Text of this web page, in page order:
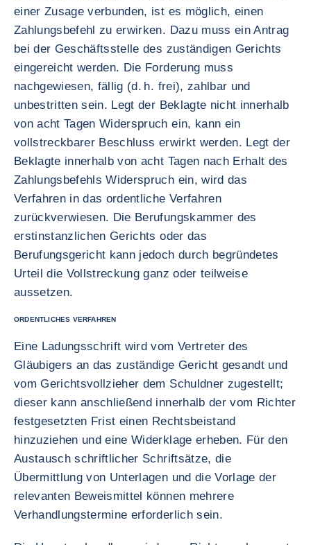
einer Zusage verbunden, ist es möglich, einen
Zahlungsbefehl zu erwirken. Dazu muss ein Antrag
bei der Geschäftsstelle des zuständigen Gerichts
eingereicht werden. Die Forderung muss
nachgewiesen, fällig (d. h. frei), zahlbar und
unbestritten sein. Legt der Beklagte nicht innerhalb
von acht Tagen Widerspruch ein, kann ein
vollstreckbarer Beschluss erwirkt werden. Legt der
Beklagte innerhalb von acht Tagen nach Erhalt des
Zahlungsbefehls Widerspruch ein, wird das
Verfahren in das ordentliche Verfahren
zurückverwiesen. Die Berufungskammer des
erstinstanzlichen Gerichts oder das
Berufungsgericht kann jedoch durch begründetes
Urteil die Vollstreckung ganz oder teilweise
aussetzen.
ORDENTLICHES VERFAHREN
Eine Ladungsschrift wird vom Vertreter des
Gläubigers an das zuständige Gericht gesandt und
vom Gerichtsvollzieher dem Schuldner zugestellt;
dieser kann anschließend innerhalb der vom Richter
festgesetzten Frist einen Rechtsbeistand
hinzuziehen und eine Widerklage erheben. Für den
Austausch schriftlicher Schriftsätze, die
Übermittlung von Unterlagen und die Vorlage der
relevanten Beweismittel können mehrere
Verhandlungstermine erforderlich sein.